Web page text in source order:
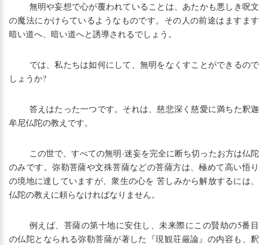
無明や妄想で心が覆われていることは、あたかも悪しき呪文
の魔法にかけらているようなものです。その人の前途はますます
暗い道へ、暗い道へと誘導されるでしょう。
では、私たちは如何にして、無明をなくすことができるので
しょうか?
答えはたった一つです。それは、慈悲深く慈愛に満ちた釈迦
牟尼仏陀の教えです。
この世で、すべての無明·迷妄を完全に断ち切ったお方は仏陀
のみです。弥勒菩薩や文殊菩薩などの菩薩方は、極めて高い悟り
の境地に達していますが、衆生の心を 苦しみから解放するには、
仏陀の教えに頼らなければなりません。
例えば、菩薩の第十地に安住し、未来際にこの賢劫の5番目
の仏陀となられる弥勒菩薩が著した『現観荘厳論』の内容も、釈